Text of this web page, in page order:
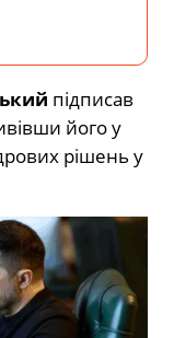
підписав
його у
рішень у